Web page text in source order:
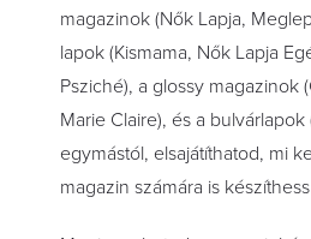
magazinok (Nők Lapja,
lapok (Kismama, Nők Lapja
Psziché), a glossy magazinok
Marie Claire), és a
egymástól, elsajátíthatod, mi
magazin számára is